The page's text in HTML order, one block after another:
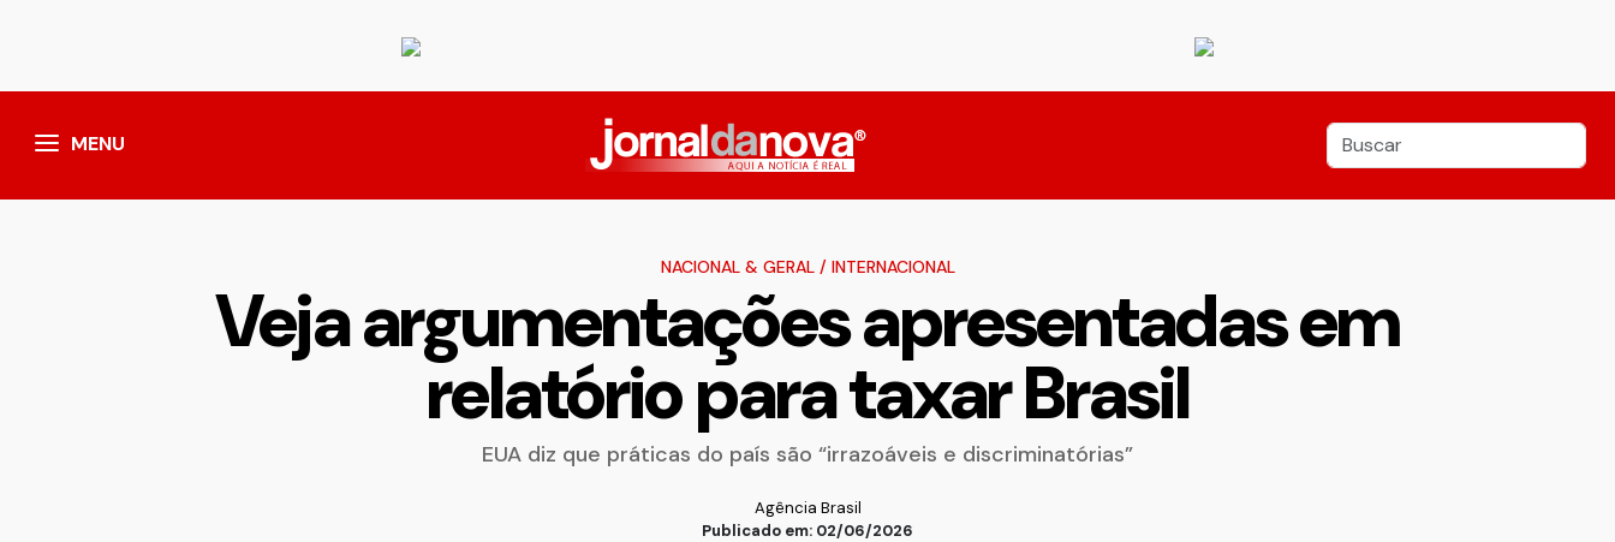
MENU
NACIONAL & GERAL/ INTERNACIONAL
Veja argumentações apresentadas em
relatório para taxar Brasil
EUA diz que práticas do país são “irrazoáveis e discriminatórias”
Agência Brasil
Publicado em: 02/06/2026